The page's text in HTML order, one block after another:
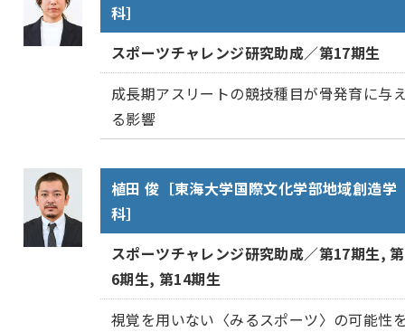
科］
スポーツチャレンジ研究助成／第17期生
成長期アスリートの競技種目が骨発育に与
る影響
植田 俊［東海大学国際文化学部地域創造学
科］
スポーツチャレンジ研究助成／第17期生,
6期生, 第14期生
視覚を用いない〈みるスポーツ〉の可能性